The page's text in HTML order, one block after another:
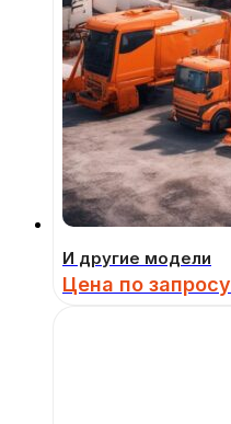
И другие модели
Цена по запросу